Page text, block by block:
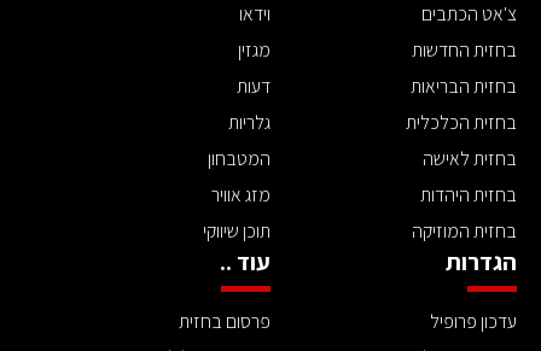
צ'אט הכתבים
בחזית החדשות
בחזית הבריאות
בחזית הכלכלית
בחזית לאישה
בחזית היהדות
בחזית המוזיקה
וידאו
מגזין
דעות
גלריות
המטבחון
מזג אוויר
תוכן שיווקי
הגדרות
עדכון פרופיל
עוד ..
פרסום בחזית